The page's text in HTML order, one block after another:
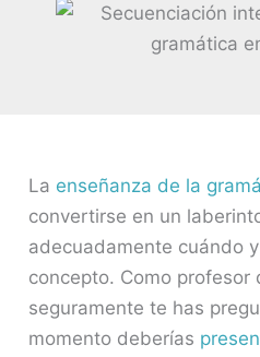
La enseñanza de la
convertirse en un
adecuadamente cuándo
concepto. Como profesor
seguramente te has
momento deberías